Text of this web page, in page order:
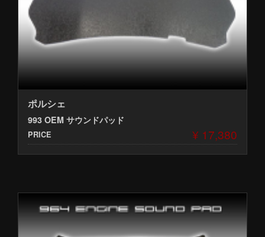
ポルシェ
993 OEM サウンドパッド
PRICE ¥ 17,380